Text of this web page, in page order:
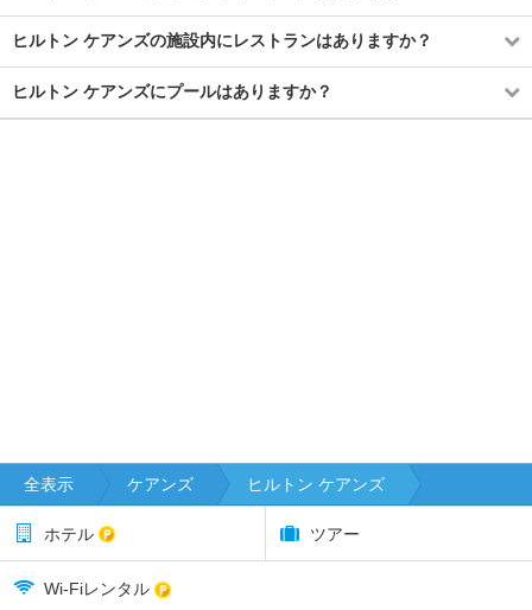
ヒルトン ケアンズの施設内にレストランはありますか？
ヒルトン ケアンズにプールはありますか？
全表示 ケアンズ ヒルトン ケアンズ
ホテル ツアー
Wi-Fiレンタル